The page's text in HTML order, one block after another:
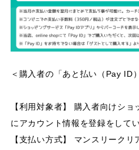
＜購入者の「あと払い（Pay ID
【利用対象者】 購入者向けショ
にアカウント情報を登録をして
【支払い方式】 マンスリークリ